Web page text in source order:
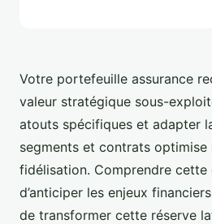
Votre portefeuille assurance
valeur stratégique sous-
atouts spécifiques et adapter
segments et contrats optimise
fidélisation. Comprendre cette
d’anticiper les enjeux
de transformer cette réserve